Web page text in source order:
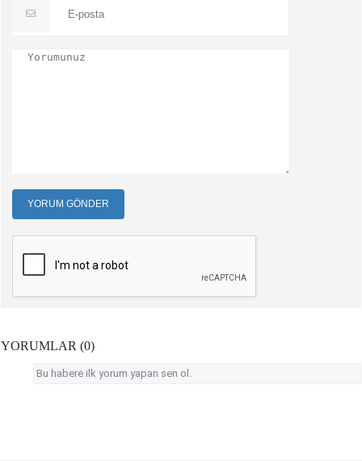
YORUM GÖNDER
YORUMLAR (0)
Bu habere ilk yorum yapan sen ol.